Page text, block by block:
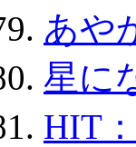
あや
星に
HIT